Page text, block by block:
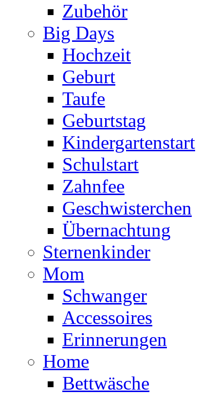
Zubehör
Big Days
Hochzeit
Geburt
Taufe
Geburtstag
Kindergartenstart
Schulstart
Zahnfee
Geschwisterchen
Übernachtung
Sternenkinder
Mom
Schwanger
Accessoires
Erinnerungen
Home
Bettwäsche